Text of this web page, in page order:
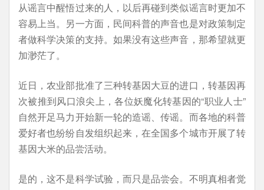
从谣言中醒悟过来的人，以后再碰到类似谣言时更加不
容易上当。另一方面，民间科普的声音也是对政策制定
者做科学决策的支持。如果没有这些声音，那希望就更
加渺茫了。
近日，农业部批准了三种转基因大豆的进口，转基因再
次被推到风口浪尖上，各位妖魔化转基因的“职业人士”
自然开足马力开始新一轮的造谣、传谣。而各地的科普
爱好者也纷纷自发组织起来，在全国多个城市开展了转
基因大米的品尝活动。
是的，这不是科学试验，而只是品尝会。不明真相者觉